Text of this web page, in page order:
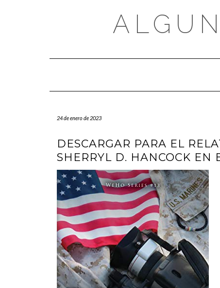
24 de enero de 2023
DESCARGAR PARA EL
SHERRYL D. HANCOCK EN